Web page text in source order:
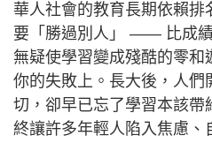
華人社會的教育長期依賴
要「勝過別人」 —— 比成
無疑使學習變成殘酷的零和
你的失敗上。長大後，人們
切，卻早已忘了學習本該帶
終讓許多年輕人陷入焦慮、